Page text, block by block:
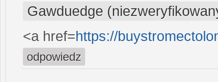
Gawduedge
<a href=https://
odpowiedz